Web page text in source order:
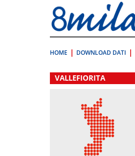
direttamente
a:
Contenuto
HOME DOWNLOAD DATI
.
VALLEFIORITA